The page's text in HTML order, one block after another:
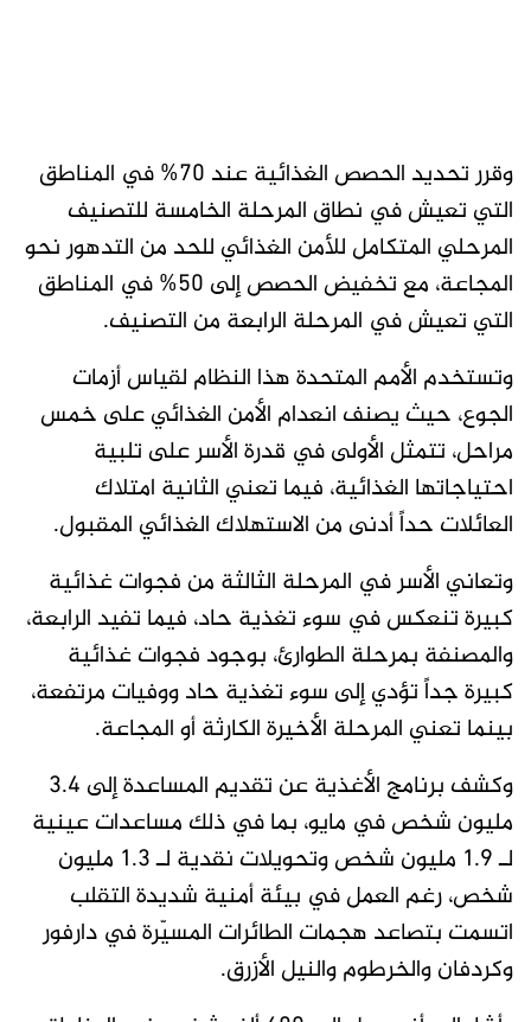
وقرر تحديد الحصص الغذائية عند 70% في المناطق
التي تعيش في نطاق المرحلة الخامسة للتصنيف
المرحلي المتكامل للأمن الغذائي للحد من التدهور نحو
المجاعة، مع تخفيض الحصص إلى 50% في المناطق
التي تعيش في المرحلة الرابعة من التصنيف.
وتستخدم الأمم المتحدة هذا النظام لقياس أزمات
الجوع، حيث يصنف انعدام الأمن الغذائي على خمس
مراحل، تتمثل الأولى في قدرة الأسر على تلبية
احتياجاتها الغذائية، فيما تعني الثانية امتلاك
العائلات حداً أدنى من الاستهلاك الغذائي المقبول.
وتعاني الأسر في المرحلة الثالثة من فجوات غذائية
كبيرة تنعكس في سوء تغذية حاد، فيما تفيد الرابعة،
والمصنفة بمرحلة الطوارئ، بوجود فجوات غذائية
كبيرة جداً تؤدي إلى سوء تغذية حاد ووفيات مرتفعة،
بينما تعني المرحلة الأخيرة الكارثة أو المجاعة.
وكشف برنامج الأغذية عن تقديم المساعدة إلى 3.4
مليون شخص في مايو، بما في ذلك مساعدات عينية
لـ 1.9 مليون شخص وتحويلات نقدية لـ 1.3 مليون
شخص، رغم العمل في بيئة أمنية شديدة التقلب
اتسمت بتصاعد هجمات الطائرات المسيّرة في دارفور
وكردفان والخرطوم والنيل الأزرق.